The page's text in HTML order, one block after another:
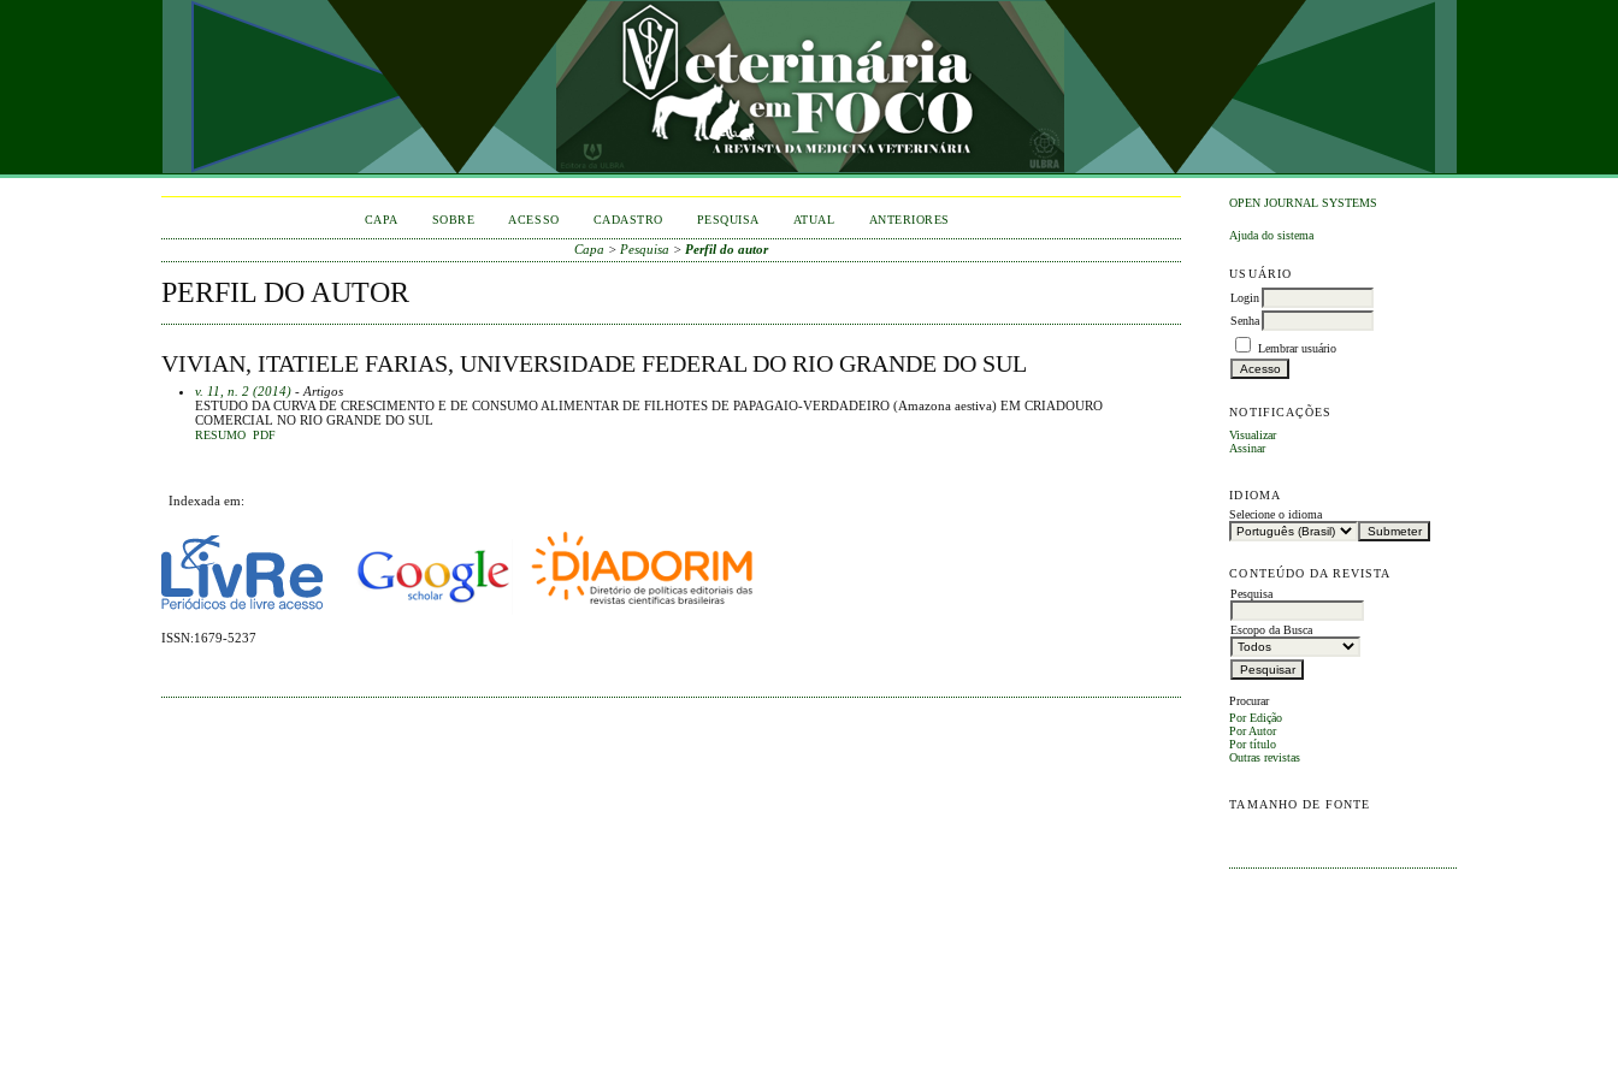
OPEN JOURNAL SYSTEMS
Ajuda do sistema
USUÁRIO
Login
Senha
Lembrar usuário
NOTIFICAÇÕES
Visualizar
Assinar
IDIOMA
Selecione o idioma
CONTEÚDO DA REVISTA
Pesquisa
Escopo da Busca
Procurar
Por Edição
Por Autor
Por título
Outras revistas
TAMANHO DE FONTE
CAPA SOBRE ACESSO CADASTRO PESQUISA ATUAL ANTERIORES
Capa > Pesquisa > Perfil do autor
PERFIL DO AUTOR
VIVIAN, ITATIELE FARIAS, UNIVERSIDADE FEDERAL DO RIO GRANDE DO SUL
v. 11, n. 2 (2014) - Artigos
ESTUDO DA CURVA DE CRESCIMENTO E DE CONSUMO ALIMENTAR DE FILHOTES DE PAPAGAIO-VERDADEIRO (Amazona aestiva) EM CRIADOURO
COMERCIAL NO RIO GRANDE DO SUL
RESUMO PDF
Indexada em:
ISSN:1679-5237